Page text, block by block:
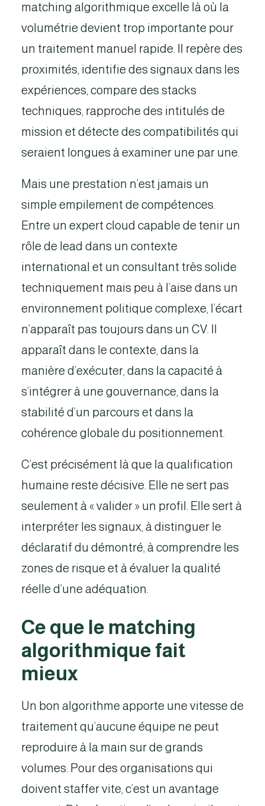
matching algorithmique excelle là où la
volumétrie devient trop importante pour
un traitement manuel rapide. Il repère des
proximités, identifie des signaux dans les
expériences, compare des stacks
techniques, rapproche des intitulés de
mission et détecte des compatibilités qui
seraient longues à examiner une par une.
Mais une prestation n’est jamais un
simple empilement de compétences.
Entre un expert cloud capable de tenir un
rôle de lead dans un contexte
international et un consultant très solide
techniquement mais peu à l’aise dans un
environnement politique complexe, l’écart
n’apparaît pas toujours dans un CV. Il
apparaît dans le contexte, dans la
manière d’exécuter, dans la capacité à
s’intégrer à une gouvernance, dans la
stabilité d’un parcours et dans la
cohérence globale du positionnement.
C’est précisément là que la qualification
humaine reste décisive. Elle ne sert pas
seulement à « valider » un profil. Elle sert à
interpréter les signaux, à distinguer le
déclaratif du démontré, à comprendre les
zones de risque et à évaluer la qualité
réelle d’une adéquation.
Ce que le matching
algorithmique fait
mieux
Un bon algorithme apporte une vitesse de
traitement qu’aucune équipe ne peut
reproduire à la main sur de grands
volumes. Pour des organisations qui
doivent staffer vite, c’est un avantage